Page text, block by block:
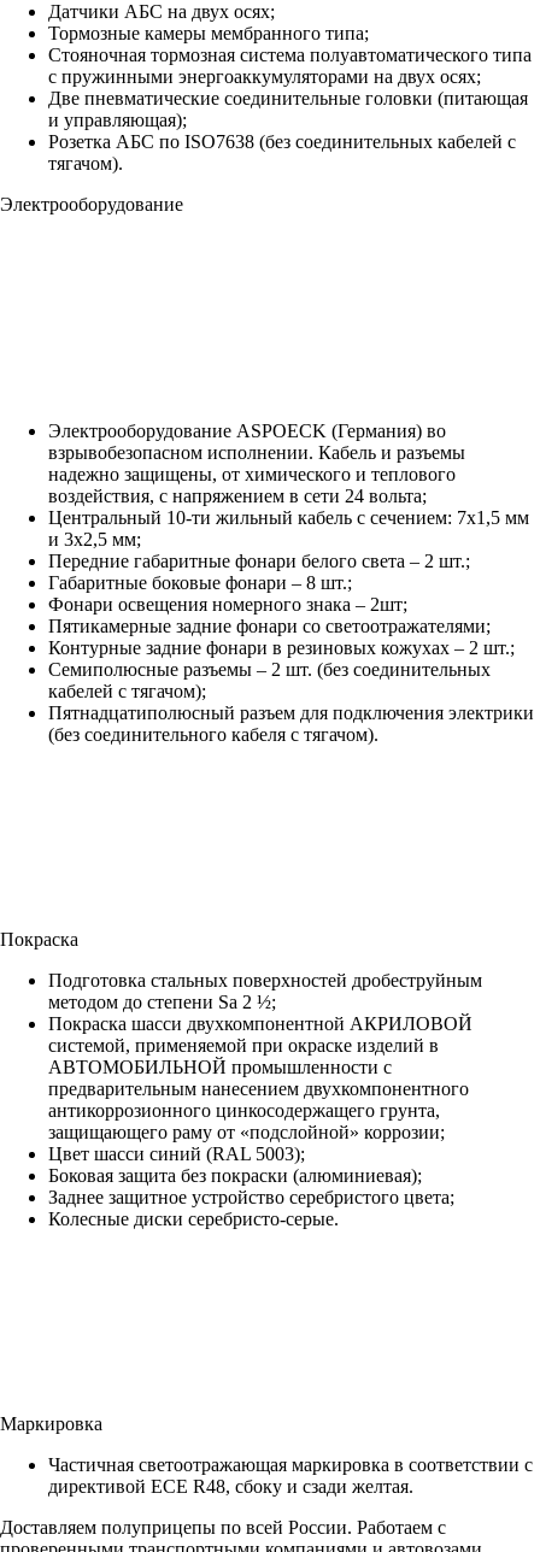
Датчики АБС на двух осях;
Тормозные камеры мембранного типа;
Стояночная тормозная система полуавтоматического типа
с пружинными энергоаккумуляторами на двух осях;
Две пневматические соединительные головки (питающая
и управляющая);
Розетка АБС по ISO7638 (без соединительных кабелей с
тягачом).
Электрооборудование
Электрооборудование ASPOECK (Германия) во
взрывобезопасном исполнении. Кабель и разъемы
надежно защищены, от химического и теплового
воздействия, с напряжением в сети 24 вольта;
Центральный 10-ти жильный кабель с сечением: 7х1,5 мм
и 3х2,5 мм;
Передние габаритные фонари белого света – 2 шт.;
Габаритные боковые фонари – 8 шт.;
Фонари освещения номерного знака – 2шт;
Пятикамерные задние фонари со светоотражателями;
Контурные задние фонари в резиновых кожухах – 2 шт.;
Семиполюсные разъемы – 2 шт. (без соединительных
кабелей с тягачом);
Пятнадцатиполюсный разъем для подключения электрики
(без соединительного кабеля с тягачом).
Покраска
Подготовка стальных поверхностей дробеструйным
методом до степени Sa 2 ½;
Покраска шасси двухкомпонентной АКРИЛОВОЙ
системой, применяемой при окраске изделий в
АВТОМОБИЛЬНОЙ промышленности с
предварительным нанесением двухкомпонентного
антикоррозионного цинкосодержащего грунта,
защищающего раму от «подслойной» коррозии;
Цвет шасси синий (RAL 5003);
Боковая защита без покраски (алюминиевая);
Заднее защитное устройство серебристого цвета;
Колесные диски серебристо-серые.
Маркировка
Частичная светоотражающая маркировка в соответствии с
директивой ECE R48, сбоку и сзади желтая.
Доставляем полуприцепы по всей России. Работаем с